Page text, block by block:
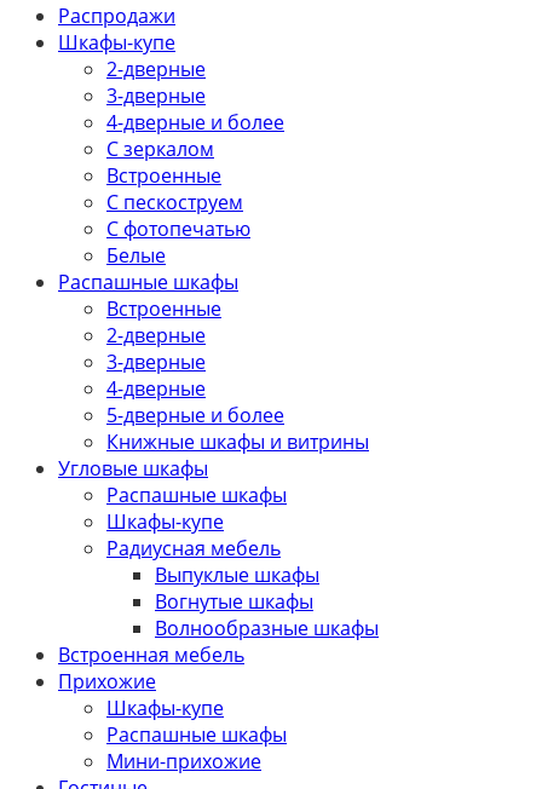
Распродажи
Шкафы-купе
2-дверные
3-дверные
4-дверные и более
С зеркалом
Встроенные
С пескоструем
С фотопечатью
Белые
Распашные шкафы
Встроенные
2-дверные
3-дверные
4-дверные
5-дверные и более
Книжные шкафы и витрины
Угловые шкафы
Распашные шкафы
Шкафы-купе
Радиусная мебель
Выпуклые шкафы
Вогнутые шкафы
Волнообразные шкафы
Встроенная мебель
Прихожие
Шкафы-купе
Распашные шкафы
Мини-прихожие